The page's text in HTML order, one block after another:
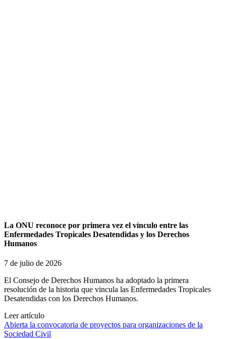
La ONU reconoce por primera vez el vínculo entre las
Enfermedades Tropicales Desatendidas y los Derechos
Humanos
7 de julio de 2026
El Consejo de Derechos Humanos ha adoptado la primera
resolución de la historia que vincula las Enfermedades Tropicales
Desatendidas con los Derechos Humanos.
Leer artículo
Abierta la convocatoria de proyectos para organizaciones de la
Sociedad Civil